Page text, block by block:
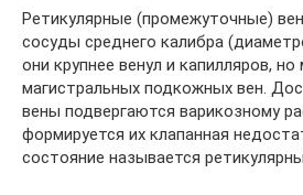
Ретикулярные (промежуточные)
сосуды среднего калибра
они крупнее венул и капилляров,
магистральных подкожных вен.
вены подвергаются варикозному
формируется их клапанная
состояние называется